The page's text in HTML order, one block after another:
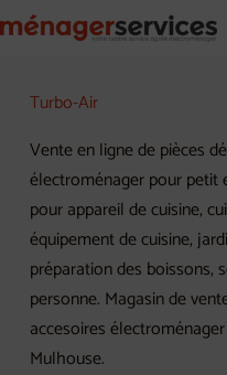
au
Turbo-Air
Vente en ligne de pièces
électroménager pour petit
pour appareil de cuisine,
équipement de cuisine,
préparation des boissons,
personne. Magasin de
accesoires
Mulhouse.